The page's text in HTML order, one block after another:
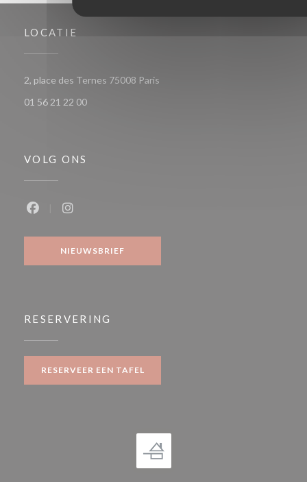
LOCATIE
2, place des Ternes 75008 Paris
01 56 21 22 00
VOLG ONS
NIEUWSBRIEF
RESERVERING
RESERVEER EEN TAFEL